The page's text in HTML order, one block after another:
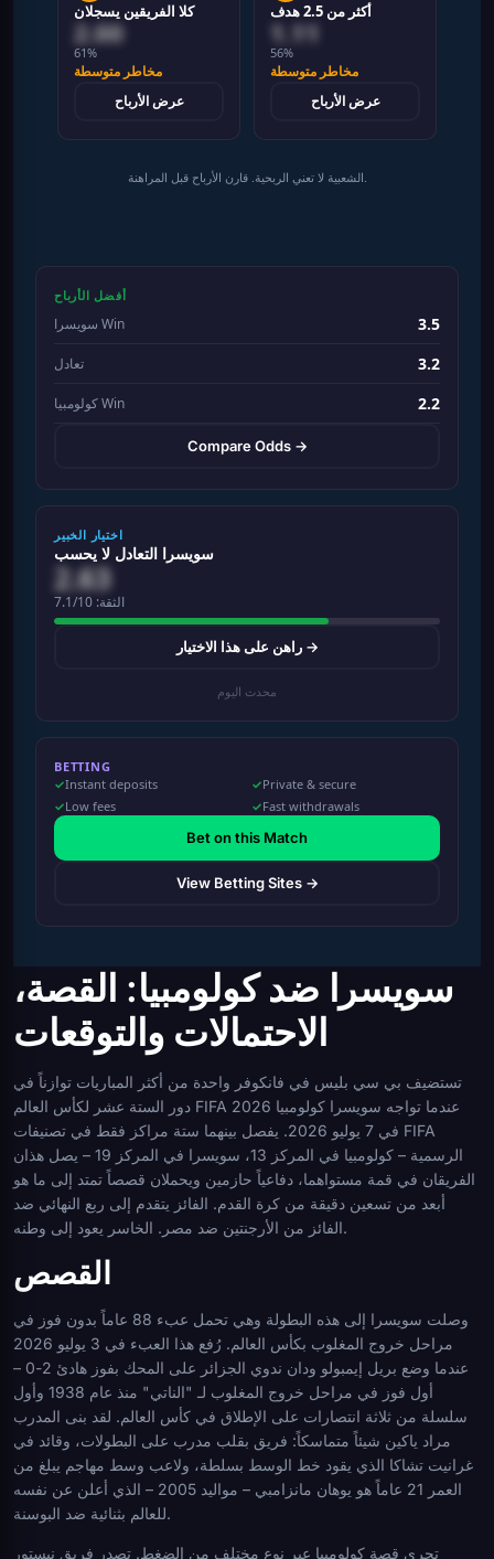
كلا الفريقين يسجلان
2.00
61%
مخاطر متوسطة
عرض الأرباح
أكثر من 2.5 هدف
1.11
56%
مخاطر متوسطة
عرض الأرباح
الشعبية لا تعني الربحية. قارن الأرباح قبل المراهنة.
أفضل الأرباح
سويسرا Win 3.5
تعادل 3.2
كولومبيا Win 2.2
Compare Odds →
اختيار الخبير
سويسرا التعادل لا يحسب
2.63
الثقة: 7.1/10
راهن على هذا الاختيار →
محدث اليوم
BETTING
Instant deposits
Private & secure
Low fees
Fast withdrawals
Bet on this Match
View Betting Sites →
سويسرا ضد كولومبيا: القصة،
الاحتمالات والتوقعات
تستضيف بي سي بليس في فانكوفر واحدة من أكثر المباريات توازناً في
دور الستة عشر لكأس العالم FIFA 2026 عندما تواجه سويسرا كولومبيا
في 7 يوليو 2026. يفصل بينهما ستة مراكز فقط في تصنيفات FIFA
الرسمية – كولومبيا في المركز 13، سويسرا في المركز 19 – يصل هذان
الفريقان في قمة مستواهما، دفاعياً حازمين ويحملان قصصاً تمتد إلى ما هو
أبعد من تسعين دقيقة من كرة القدم. الفائز يتقدم إلى ربع النهائي ضد
الفائز من الأرجنتين ضد مصر. الخاسر يعود إلى وطنه.
القصص
وصلت سويسرا إلى هذه البطولة وهي تحمل عبء 88 عاماً بدون فوز في
مراحل خروج المغلوب بكأس العالم. رُفع هذا العبء في 3 يوليو 2026
عندما وضع بريل إيمبولو ودان ندوي الجزائر على المحك بفوز هادئ 2-0 –
أول فوز في مراحل خروج المغلوب لـ "الناتي" منذ عام 1938 وأول
سلسلة من ثلاثة انتصارات على الإطلاق في كأس العالم. لقد بنى المدرب
مراد ياكين شيئاً متماسكاً: فريق بقلب مدرب على البطولات، وقائد في
غرانيت تشاكا الذي يقود خط الوسط بسلطة، ولاعب وسط مهاجم يبلغ من
العمر 21 عاماً هو يوهان مانزامبي – مواليد 2005 – الذي أعلن عن نفسه
للعالم بثنائية ضد البوسنة.
تجري قصة كولومبيا عبر نوع مختلف من الضغط. تصدر فريق نيستور